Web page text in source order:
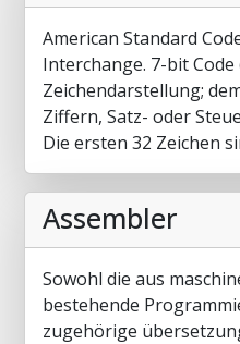
American Standard
Interchange. 7-bit
Zeichendarstellung;
Ziffern, Satz- oder
Die ersten 32 Zeichen
Assembler
Sowohl die aus
bestehende
zugehörige